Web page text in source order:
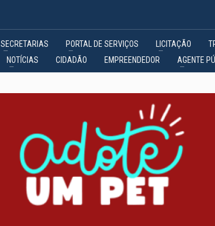
SECRETARIAS PORTAL DE SERVIÇOS LICITAÇÃO
NOTÍCIAS CIDADÃO EMPREENDEDOR AGENTE